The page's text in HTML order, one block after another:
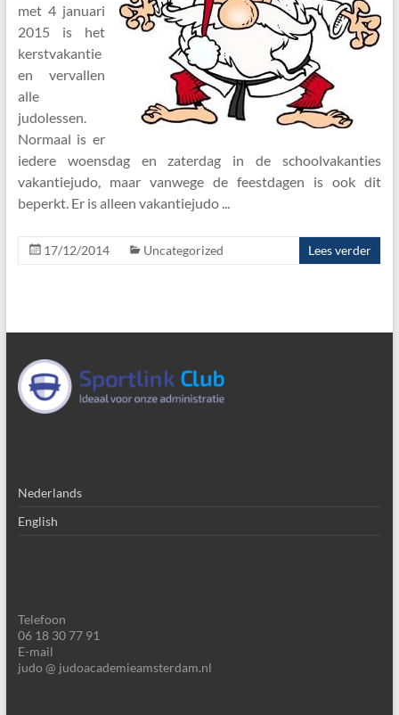
met 4 januari
2015 is het
kerstvakantie
en vervallen
alle
judolessen.
Normaal is er
iedere woensdag en zaterdag in de schoolvakanties
vakantiejudo, maar vanwege de feestdagen is ook dit
beperkt. Er is alleen vakantiejudo
17/12/2014 Uncategorized Lees verder
Nederlands
English
Telefoon
06 18 30 77 91
E-mail
judo @ judoacademieamsterdam.nl